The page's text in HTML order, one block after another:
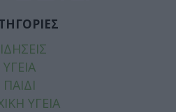
ΥΓΕΙΑ
ΠΑΙΔΙ
ΥΓΕΙΑ